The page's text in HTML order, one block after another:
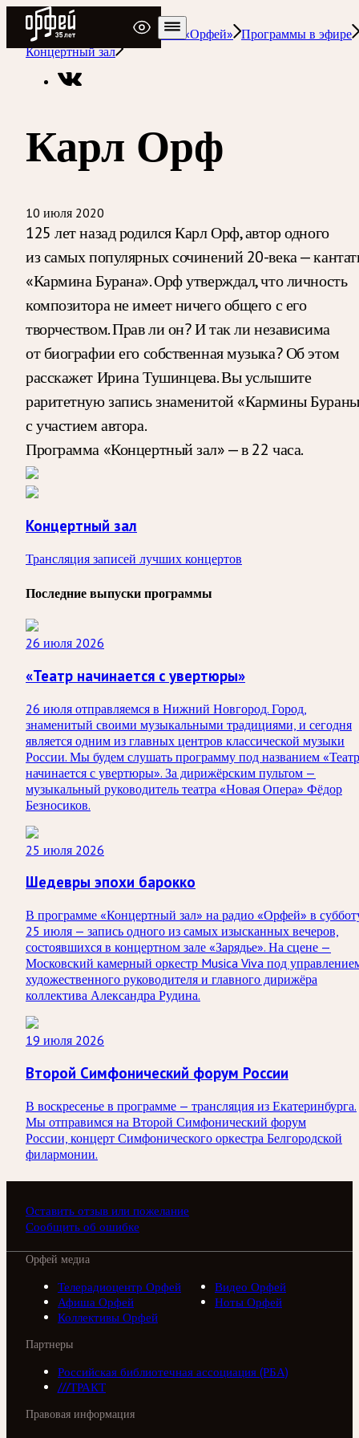
Радио Орфей
Радио классической музыки «Орфей» Программы в эфире
Концертный зал
Карл Орф
10 июля 2020
125 лет назад родился Карл Орф, автор одного
из самых популярных сочинений 20-века —
«Кармина Бурана». Орф утверждал, что личность
композитора не имеет ничего общего с его
творчеством. Прав ли он? И так ли независима
от биографии его собственная музыка? Об этом
расскажет Ирина Тушинцева. Вы услышите
раритетную запись знаменитой «Кармины
с участием автора.
Программа «Концертный зал» — в 22 часа.
Концертный зал
Трансляция записей лучших концертов
Последние выпуски программы
26 июля 2026
«Театр начинается с увертюры»
26 июля отправляемся в Нижний Новгород. Город,
знаменитый своими музыкальными традициями, и сегодня
является одним из главных центров классической музыки
России. Мы будем слушать программу под названием «Театр
начинается с увертюры». За дирижёрским пультом —
музыкальный руководитель театра «Новая Опера» Фёдор
Безносиков.
25 июля 2026
Шедевры эпохи барокко
В программе «Концертный зал» на радио «Орфей» в
25 июля — запись одного из самых изысканных вечеров,
состоявшихся в концертном зале «Зарядье». На сцене —
Московский камерный оркестр Musica Viva под
художественного руководителя и главного дирижёра
коллектива Александра Рудина.
19 июля 2026
Второй Симфонический форум России
В воскресенье в программе — трансляция из Екатеринбурга.
Мы отправимся на Второй Симфонический форум
России, концерт Симфонического оркестра Белгородской
филармонии.
Оставить отзыв или пожелание
Сообщить об ошибке
Орфей медиа
Телерадиоцентр Орфей
Видео Орфей
Афиша Орфей
Ноты Орфей
Коллективы Орфей
Партнеры
Российская библиотечная ассоциация (РБА)
///ТРАКТ
Правовая информация